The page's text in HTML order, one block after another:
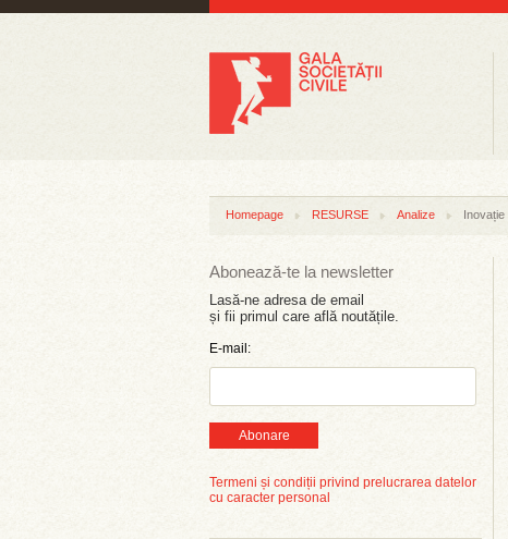
Homepage RESURSE Analize Inovație
Abonează-te la newsletter
Lasă-ne adresa de email
și fii primul care află noutățile.
E-mail:
Abonare
Termeni și condiții privind prelucrarea datelor
cu caracter personal